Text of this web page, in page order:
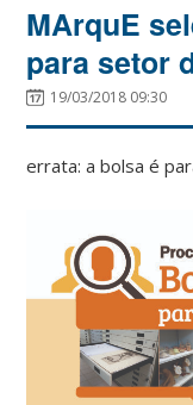
MArquE
para setor
19/03/2018 09:30
errata: a bolsa é